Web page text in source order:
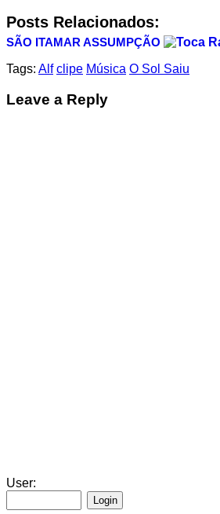
Posts Relacionados:
SÃO ITAMAR ASSUMPÇÃO
Tags: Alf clipe Música O Sol Saiu
Leave a Reply
User: